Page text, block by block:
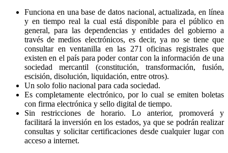
Funciona en una base de datos nacional, actualizada, en línea
y en tiempo real la cual está disponible para el público en
general, para las dependencias y entidades del gobierno a
través de medios electrónicos, es decir, ya no se tiene que
consultar en ventanilla en las 271 oficinas registrales que
existen en el país para poder contar con la información de una
sociedad mercantil (constitución, transformación, fusión,
escisión, disolución, liquidación, entre otros).
Un solo folio nacional para cada sociedad.
Es completamente electrónico, por lo cual se emiten boletas
con firma electrónica y sello digital de tiempo.
Sin restricciones de horario. Lo anterior, promoverá y
facilitará la inversión en los estados, ya que se podrán realizar
consultas y solicitar certificaciones desde cualquier lugar con
acceso a internet.